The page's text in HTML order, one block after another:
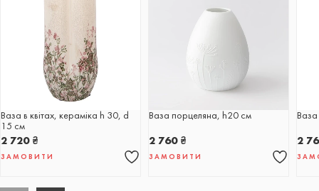
Ваза в квітах, кераміка h 30, d
15 см
2 720 ₴
ЗАМОВИТИ
Ваза порцеляна, h20 см
2 760 ₴
ЗАМОВИТИ
2